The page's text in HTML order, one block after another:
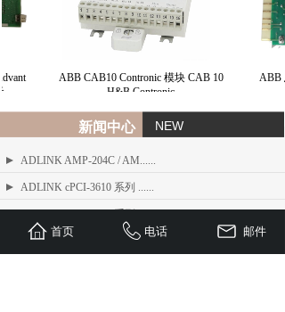
ABB CAB10 Contronic 模块 CAB 10
H&B Contronic
ABB
新闻中心 NEW
ADLINK AMP-204C / AM......
ADLINK cPCI-3610 系列 ......
ADLINK DAQ/DAQe/PXI-......
首页 电话 邮件